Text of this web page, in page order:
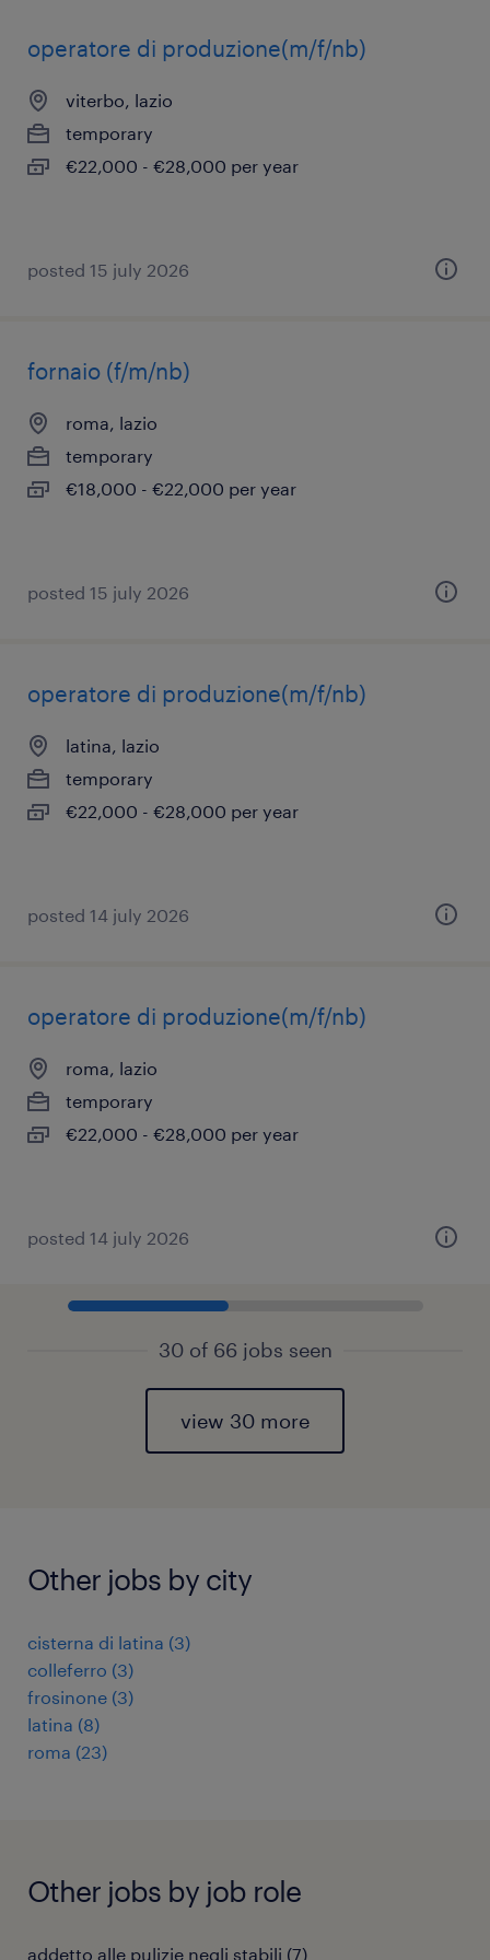
operatore di produzione(m/f/nb)
viterbo, lazio
temporary
€22,000 - €28,000 per year
posted 15 july 2026
fornaio (f/m/nb)
roma, lazio
temporary
€18,000 - €22,000 per year
posted 15 july 2026
operatore di produzione(m/f/nb)
latina, lazio
temporary
€22,000 - €28,000 per year
posted 14 july 2026
operatore di produzione(m/f/nb)
roma, lazio
temporary
€22,000 - €28,000 per year
posted 14 july 2026
30 of 66 jobs seen
view 30 more
Other jobs by city
cisterna di latina (3)
colleferro (3)
frosinone (3)
latina (8)
roma (23)
Other jobs by job role
addetto alle pulizie negli stabili (7)